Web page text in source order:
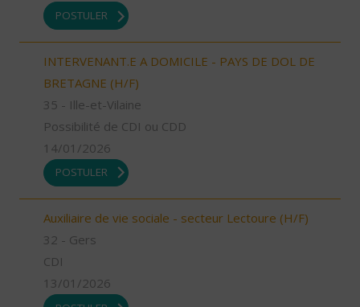
POSTULER
INTERVENANT.E A DOMICILE - PAYS DE DOL DE
BRETAGNE (H/F)
35 - Ille-et-Vilaine
Possibilité de CDI ou CDD
14/01/2026
POSTULER
Auxiliaire de vie sociale - secteur Lectoure (H/F)
32 - Gers
CDI
13/01/2026